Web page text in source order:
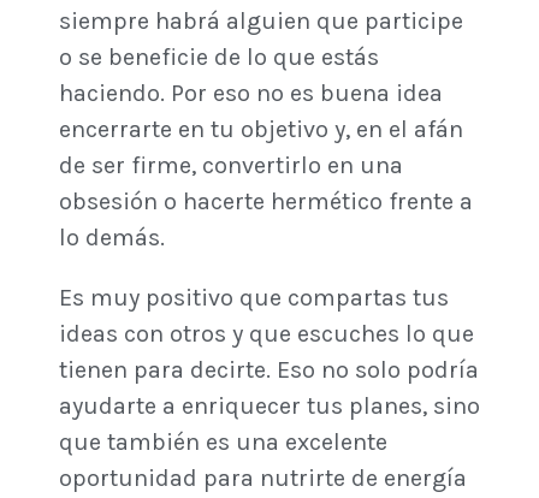
siempre habrá alguien que participe
o se beneficie de lo que estás
haciendo. Por eso no es buena idea
encerrarte en tu objetivo y, en el afán
de ser firme, convertirlo en una
obsesión o hacerte hermético frente a
lo demás.
Es muy positivo que compartas tus
ideas con otros y que escuches lo que
tienen para decirte. Eso no solo podría
ayudarte a enriquecer tus planes, sino
que también es una excelente
oportunidad para nutrirte de energía